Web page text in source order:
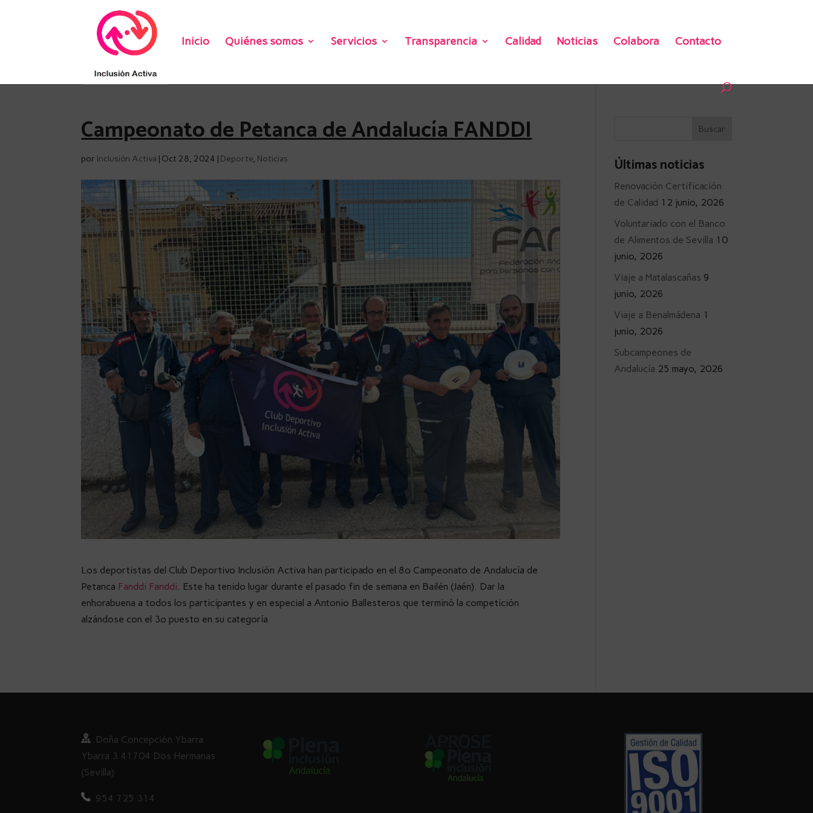
Inicio Quiénes somos Servicios Transparencia Calidad Noticias Colabora Contacto
Campeonato de Petanca de Andalucía FANDDI
por Inclusión Activa | Oct 28, 2024 | Deporte, Noticias
Los deportistas del Club Deportivo Inclusión Activa han participado en el 8º Campeonato de Andalucía de
Petanca Fanddi Fanddi . Este ha tenido lugar durante el pasado fin de semana en Bailén (Jaén). Dar la
enhorabuena a todos los participantes y en especial a Antonio Ballesteros que terminó la competición
alzándose con el 3º puesto en su categoría
Últimas noticias
Renovación Certificación
de Calidad 12 junio, 2026
Voluntariado con el Banco
de Alimentos de Sevilla 10
junio, 2026
Viaje a Matalascañas 9
junio, 2026
Viaje a Benalmádena 1
junio, 2026
Subcampeones de
Andalucía 25 mayo, 2026
Doña Concepción Ybarra
Ybarra 3 41704 Dos Hermanas
(Sevilla)
954 725 314